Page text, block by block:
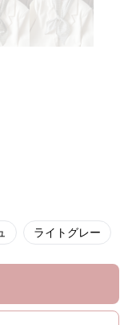
ライトグレー